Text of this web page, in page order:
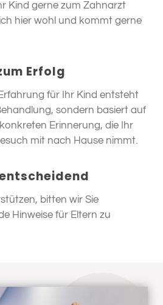
Kind gerne zum Zahnarzt
hier wohl und kommt gerne
Erfolg
für Ihr Kind entsteht
sondern basiert auf
Erinnerung, die Ihr
mit nach Hause nimmt.
bitten wir Sie
Hinweise für Eltern zu